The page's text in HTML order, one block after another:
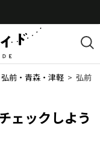
弘前・青森・津軽 > 弘前
ェックしよう